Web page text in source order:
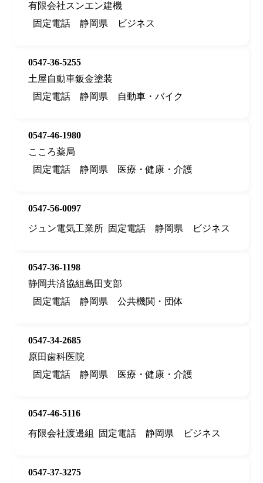
有限会社スンエン建機
固定電話
静岡県 ビジネス
0547-36-5255
土屋自動車鈑金塗装
固定電話
静岡県 自動車・バイク
0547-46-1980
こころ薬局
固定電話
静岡県 医療・健康・介護
0547-56-0097
ジュン電気工業所 固定電話 静岡県 ビジネス
0547-36-1198
静岡共済協組島田支部
固定電話
静岡県 公共機関・団体
0547-34-2685
原田歯科医院
固定電話
静岡県 医療・健康・介護
0547-46-5116
有限会社渡邊組
固定電話 静岡県 ビジネス
0547-37-3275